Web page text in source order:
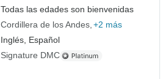
Todas las edades son bienvenidas
Cordillera de los Andes +2 más
Inglés, Español
Signature DMC